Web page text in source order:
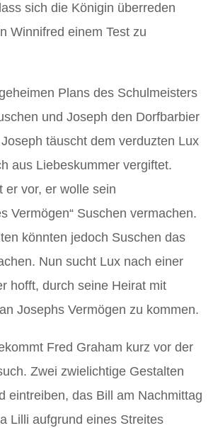
sich die Königin überreden
Winnifred einem Test zu
Plans des Schulmeisters
und Joseph den Dorfbarbier
täuscht dem verduzten Lux
aus Liebeskummer vergiftet.
er vor, er wolle sein
Vermögen“ Suschen vermachen.
könnten jedoch Suschen das
Nun sucht Lux nach einer
hofft, durch seine Heirat mit
Josephs Vermögen zu kommen.
Fred Graham kurz vor der
Zwei zwielichtige Gestalten
eintreiben, das Bill am Nachmittag
Lilli aufgrund eines Streites